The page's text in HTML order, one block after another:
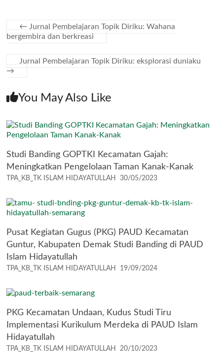
← Jurnal Pembelajaran Topik Diriku: Wahana
bergembira dan berkreasi
Jurnal Pembelajaran Topik Diriku: eksplorasi duniaku
→
You May Also Like
Studi Banding GOPTKI Kecamatan Gajah:
Meningkatkan Pengelolaan Taman Kanak-Kanak
TPA_KB_TK ISLAM HIDAYATULLAH 30/05/2023
Pusat Kegiatan Gugus (PKG) PAUD Kecamatan
Guntur, Kabupaten Demak Studi Banding di PAUD
Islam Hidayatullah
TPA_KB_TK ISLAM HIDAYATULLAH 19/09/2024
PKG Kecamatan Undaan, Kudus Studi Tiru
Implementasi Kurikulum Merdeka di PAUD Islam
Hidayatullah
TPA_KB_TK ISLAM HIDAYATULLAH 20/10/2023